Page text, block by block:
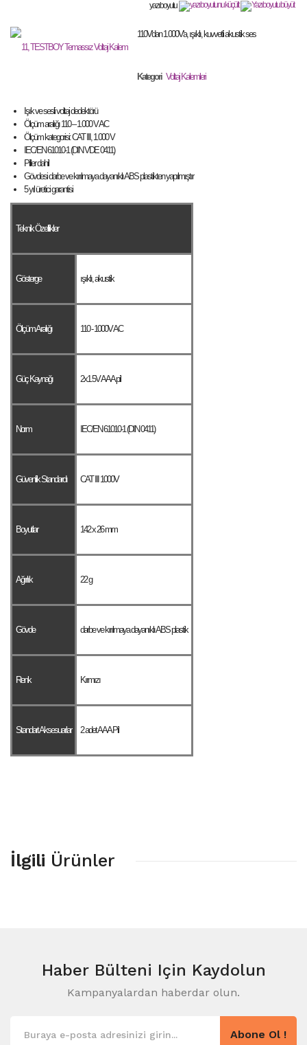
yazı boyutu
110V'dan 1.000V'a, ışıklı, kuvvetli akustik ses
Kategori Voltaj Kalemleri
Işık ve sesli voltaj dedektörü
Ölçüm aralığı 110 – 1.000 V AC
Ölçüm kategorisi: CAT III, 1.000 V
IEC/EN 61010-1 (DIN VDE 0411)
Piller dahil
Gövdesi darbe ve kırılmaya dayanıklı ABS plastikten yapılmıştır
5 yıl üretici garantisi
Teknik Özellikler
Gösterge ışıklı, akustik
Ölçüm Aralığı 110 - 1000V AC
Güç Kaynağı 2x1.5V AAA pil
Norm IEC/EN 61010-1 (DIN 0411)
Güvenlik Standardı CAT III 1000V
Boyutlar 142 x 26 mm
Ağırlık 22 g
Gövde darbe ve kırılmaya dayanıklı ABS plastik
Renk Kırmızı
Standart Aksesuarlar 2 adet AAA Pil
İlgili Ürünler
Haber Bülteni Için Kaydolun
Kampanyalardan haberdar olun.
Abone Ol !